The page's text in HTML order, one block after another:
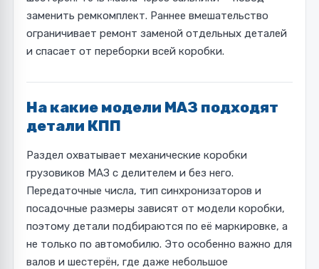
заменить ремкомплект. Раннее вмешательство
ограничивает ремонт заменой отдельных деталей
и спасает от переборки всей коробки.
На какие модели МАЗ подходят
детали КПП
Раздел охватывает механические коробки
грузовиков МАЗ с делителем и без него.
Передаточные числа, тип синхронизаторов и
посадочные размеры зависят от модели коробки,
поэтому детали подбираются по её маркировке, а
не только по автомобилю. Это особенно важно для
валов и шестерён, где даже небольшое